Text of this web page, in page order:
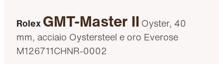
RolexGMT-Master II Oyster, 40
mm, acciaio Oystersteel e oro Everose
M126711CHNR-0002